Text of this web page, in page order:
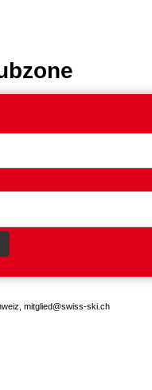
mitglied@swiss-ski.ch